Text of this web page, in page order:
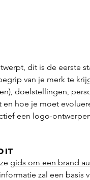
dit is de eerste
van je merk te
doelstellingen,
hoe je moet
een logo-
IT
gids om een brand
zal een basis